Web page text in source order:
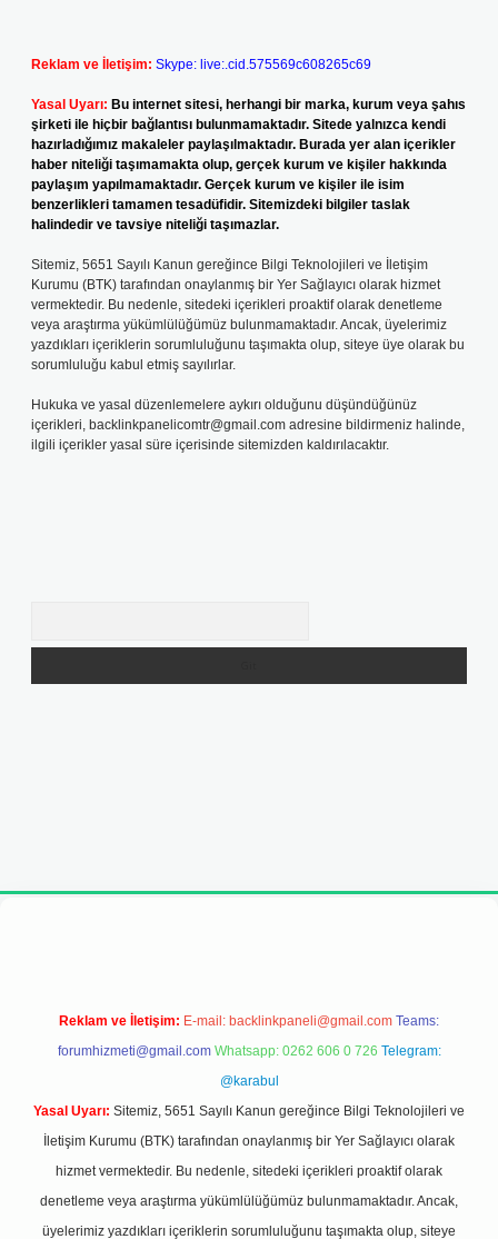
Reklam ve İletişim: Skype: live:.cid.575569c608265c69
Yasal Uyarı: Bu internet sitesi, herhangi bir marka, kurum veya şahıs
şirketi ile hiçbir bağlantısı bulunmamaktadır. Sitede yalnızca kendi
hazırladığımız makaleler paylaşılmaktadır. Burada yer alan içerikler
haber niteliği taşımamakta olup, gerçek kurum ve kişiler hakkında
paylaşım yapılmamaktadır. Gerçek kurum ve kişiler ile isim
benzerlikleri tamamen tesadüfidir. Sitemizdeki bilgiler taslak
halindedir ve tavsiye niteliği taşımazlar.
Sitemiz, 5651 Sayılı Kanun gereğince Bilgi Teknolojileri ve İletişim
Kurumu (BTK) tarafından onaylanmış bir Yer Sağlayıcı olarak hizmet
vermektedir. Bu nedenle, sitedeki içerikleri proaktif olarak denetleme
veya araştırma yükümlülüğümüz bulunmamaktadır. Ancak, üyelerimiz
yazdıkları içeriklerin sorumluluğunu taşımakta olup, siteye üye olarak bu
sorumluluğu kabul etmiş sayılırlar.
Hukuka ve yasal düzenlemelere aykırı olduğunu düşündüğünüz
içerikleri, backlinkpanelicomtr@gmail.com adresine bildirmeniz halinde,
ilgili içerikler yasal süre içerisinde sitemizden kaldırılacaktır.
Reklam ve İletişim: E-mail: backlinkpaneli@gmail.com Teams:
forumhizmeti@gmail.com Whatsapp: 0262 606 0 726 Telegram:
@karabul
Yasal Uyarı: Sitemiz, 5651 Sayılı Kanun gereğince Bilgi Teknolojileri ve
İletişim Kurumu (BTK) tarafından onaylanmış bir Yer Sağlayıcı olarak
hizmet vermektedir. Bu nedenle, sitedeki içerikleri proaktif olarak
denetleme veya araştırma yükümlülüğümüz bulunmamaktadır. Ancak,
üyelerimiz yazdıkları içeriklerin sorumluluğunu taşımakta olup, siteye